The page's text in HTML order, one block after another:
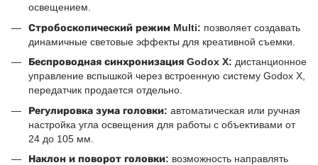
освещением.
Стробоскопический режим Multi: позволяет создавать
динамичные световые эффекты для креативной съемки.
Беспроводная синхронизация Godox X: дистанционное
управление вспышкой через встроенную систему Godox X,
передатчик продается отдельно.
Регулировка зума головки: автоматическая или ручная
настройка угла освещения для работы с объективами от
24 до 105 мм.
Наклон и поворот головки: возможность направлять